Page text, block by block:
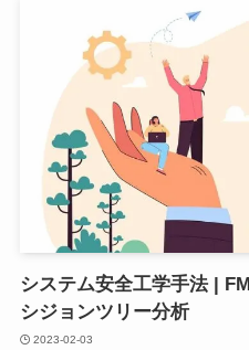
システム安全工学手法 |
シジョンツリー分析
2023-02-03